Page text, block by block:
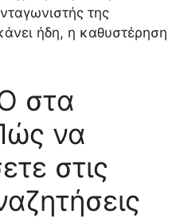
της
ήδη, η καθυστέρηση
στα
να
στις